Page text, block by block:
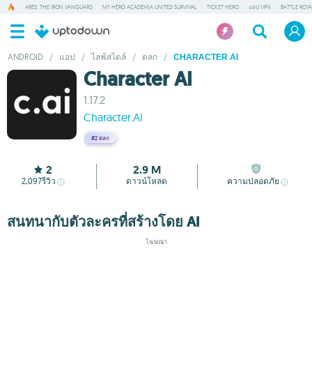
ARES: THE IRON VANGUARD MY HERO ACADEMIA UNITED SURVIVAL TICKET HERO แอป VPN BATTLE
ANDROID / แอป / ไลฟ์สไตล์ / ตลก / CHARACTER AI
Character AI
1.17.2
Character.AI
#2 ตลก
2
2,097รีวิว
2.9 M
ดาวน์โหลด ความปลอดภัย
สนทนากับตัวละครที่สร้างโดย AI
โฆษณา